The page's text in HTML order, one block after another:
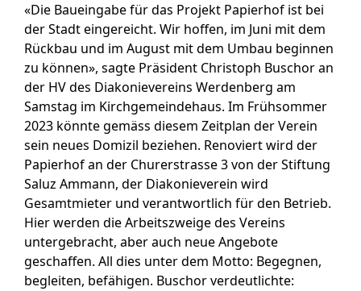
«Die Baueingabe für das Projekt Papierhof ist bei
der Stadt eingereicht. Wir hoffen, im Juni mit dem
Rückbau und im August mit dem Umbau beginnen
zu können», sagte Präsident Christoph Buschor an
der HV des Diakonievereins Werdenberg am
Samstag im Kirchgemeindehaus. Im Frühsommer
2023 könnte gemäss diesem Zeitplan der Verein
sein neues Domizil beziehen. Renoviert wird der
Papierhof an der Churerstrasse 3 von der Stiftung
Saluz Ammann, der Diakonieverein wird
Gesamtmieter und verantwortlich für den Betrieb.
Hier werden die Arbeitszweige des Vereins
untergebracht, aber auch neue Angebote
geschaffen. All dies unter dem Motto: Begegnen,
begleiten, befähigen. Buschor verdeutlichte: